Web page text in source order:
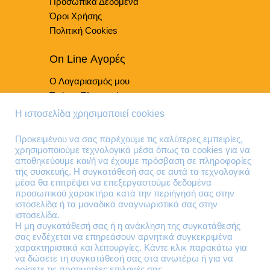
του
προϊόντος
Όροι Χρήσης
Πολιτική Cookies
On Line Αγορές
Ο Λογαριασμός μου
Τρόποι Πληρωμής
Τρόποι Παράδοσης
Τηλέφωνα Επικοινωνίας
210 41 13 636
210 41 13 280
Διεύθυνση
Θηβών 220
Άγιος Ιωάννης
Η ιστοσελίδα χρησιμοποιεί cookies
Προκειμένου να σας παρέχουμε τις καλύτερες εμπειρίες,
χρησιμοποιούμε τεχνολογικά μέσα όπως τα cookies για να
αποθηκεύουμε και/ή να έχουμε πρόσβαση σε πληροφορίες
της συσκευής. Η συγκατάθεσή σας σε αυτά τα τεχνολογικά
μέσα θα επιτρέψει να επεξεργαστούμε δεδομένα
προσωπικού χαρακτήρα κατά την περιήγησή σας στην
ιστοσελίδα ή τα μοναδικά αναγνωριστικά σας στην
ιστοσελίδα.
Η μη συγκατάθεσή σας ή η ανάκληση της συγκατάθεσής
σας ενδέχεται να επηρεάσουν αρνητικά συγκεκριμένα
χαρακτηριστικά και λειτουργίες. Κάντε κλικ παρακάτω για
να δώσετε τη συγκατάθεσή σας στα ανωτέρω ή για να